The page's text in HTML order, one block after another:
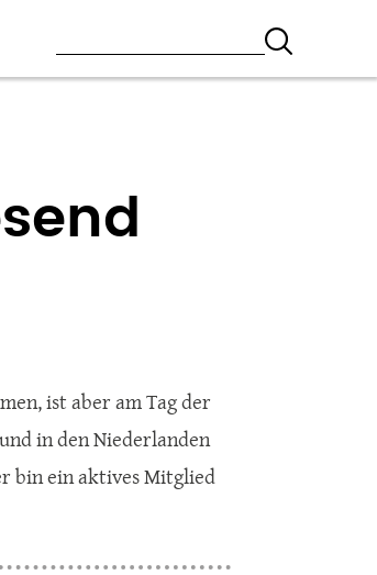
ist aber am Tag der
in den Niederlanden
bin ein aktives Mitglied